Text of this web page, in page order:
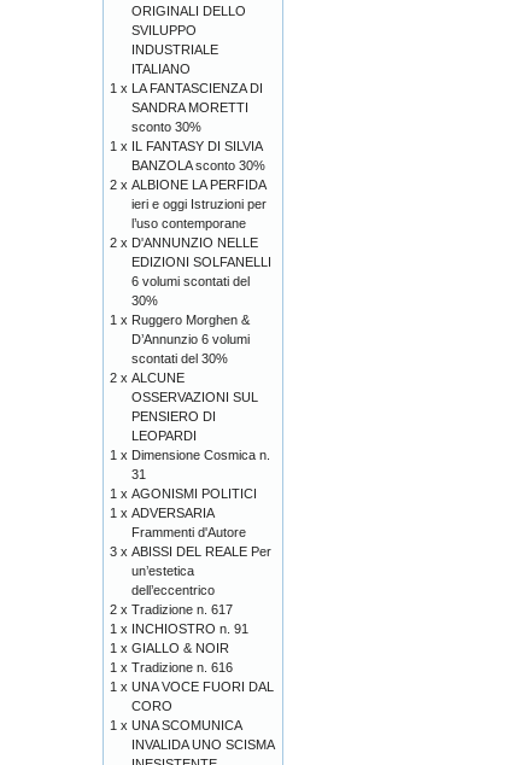
ORIGINALI DELLO
SVILUPPO
INDUSTRIALE
ITALIANO
1 x LA FANTASCIENZA DI
SANDRA MORETTI
sconto 30%
1 x IL FANTASY DI SILVIA
BANZOLA sconto 30%
2 x ALBIONE LA PERFIDA
ieri e oggi Istruzioni per
l’uso contemporane
2 x D'ANNUNZIO NELLE
EDIZIONI SOLFANELLI
6 volumi scontati del
30%
1 x Ruggero Morghen &
D’Annunzio 6 volumi
scontati del 30%
2 x ALCUNE
OSSERVAZIONI SUL
PENSIERO DI
LEOPARDI
1 x Dimensione Cosmica n.
31
1 x AGONISMI POLITICI
1 x ADVERSARIA
Frammenti d'Autore
3 x ABISSI DEL REALE Per
un’estetica
dell’eccentrico
2 x Tradizione n. 617
1 x INCHIOSTRO n. 91
1 x GIALLO & NOIR
1 x Tradizione n. 616
1 x UNA VOCE FUORI DAL
CORO
1 x UNA SCOMUNICA
INVALIDA UNO SCISMA